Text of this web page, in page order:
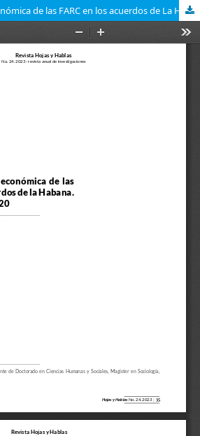
Reincorporación económica de las FARC en los acuerdos de La Habana. Periodo 2016-2020